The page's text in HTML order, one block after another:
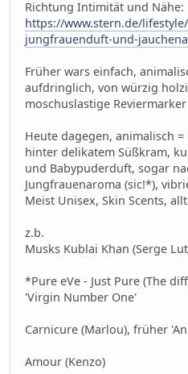
Richtung Intimität und Nähe:
https://www.stern.de/
jungfrauenduft-und-
Früher wars einfach,
aufdringlich, von würzig
moschuslastige Reviermarker
Heute dagegen, animalisch
hinter delikatem Süßkram,
und Babypuderduft, sogar
Jungfrauenaroma (sic!*),
Meist Unisex, Skin Scents,
z.b.
Musks Kublai Khan (Serge
*Pure eVe - Just Pure (The
'Virgin Number One'
Carnicure (Marlou), früher
Amour (Kenzo)